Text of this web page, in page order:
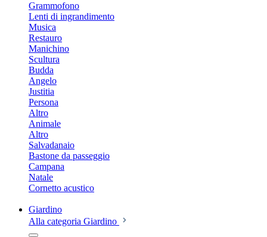
Grammofono
Lenti di ingrandimento
Musica
Restauro
Manichino
Scultura
Budda
Angelo
Justitia
Persona
Altro
Animale
Altro
Salvadanaio
Bastone da passeggio
Campana
Natale
Cornetto acustico
Giardino
Alla categoria Giardino